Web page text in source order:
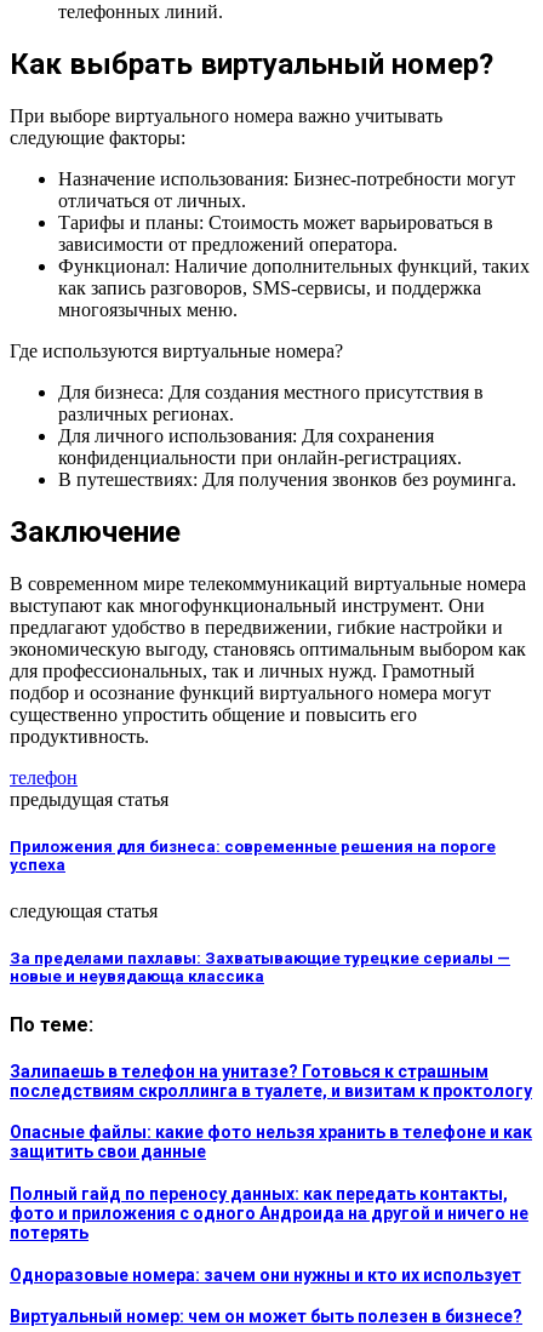
телефонных линий.
Как выбрать виртуальный номер?
При выборе виртуального номера важно учитывать
следующие факторы:
Назначение использования: Бизнес-потребности могут
отличаться от личных.
Тарифы и планы: Стоимость может варьироваться в
зависимости от предложений оператора.
Функционал: Наличие дополнительных функций, таких
как запись разговоров, SMS-сервисы, и поддержка
многоязычных меню.
Где используются виртуальные номера?
Для бизнеса: Для создания местного присутствия в
различных регионах.
Для личного использования: Для сохранения
конфиденциальности при онлайн-регистрациях.
В путешествиях: Для получения звонков без роуминга.
Заключение
В современном мире телекоммуникаций виртуальные номера
выступают как многофункциональный инструмент. Они
предлагают удобство в передвижении, гибкие настройки и
экономическую выгоду, становясь оптимальным выбором как
для профессиональных, так и личных нужд. Грамотный
подбор и осознание функций виртуального номера могут
существенно упростить общение и повысить его
продуктивность.
телефон
предыдущая статья
Приложения для бизнеса: современные решения на пороге
успеха
следующая статья
За пределами пахлавы: Захватывающие турецкие сериалы —
новые и неувядающа классика
По теме:
Залипаешь в телефон на унитазе? Готовься к страшным
последствиям скроллинга в туалете, и визитам к проктологу
Опасные файлы: какие фото нельзя хранить в телефоне и как
защитить свои данные
Полный гайд по переносу данных: как передать контакты,
фото и приложения с одного Андроида на другой и ничего не
потерять
Одноразовые номера: зачем они нужны и кто их использует
Виртуальный номер: чем он может быть полезен в бизнесе?